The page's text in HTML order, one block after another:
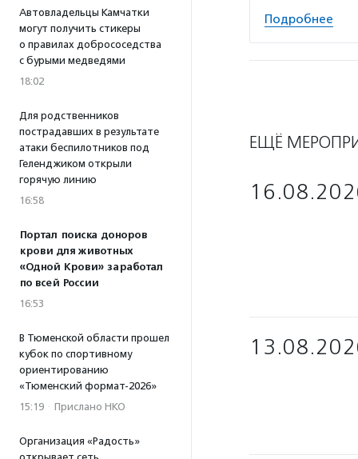
Автовладельцы Камчатки
могут получить стикеры
о правилах добрососедства
с бурыми медведями
18:02
Для родственников
пострадавших в результате
атаки беспилотников под
Геленджиком открыли
горячую линию
16:58
Портал поиска доноров
крови для животных
«Одной Крови» заработал
по всей России
16:53
В Тюменской области прошел
кубок по спортивному
ориентированию
«Тюменский формат-2026»
15:19 · Прислано НКО
Организация «Радость»
Подробнее
ЕЩЁ